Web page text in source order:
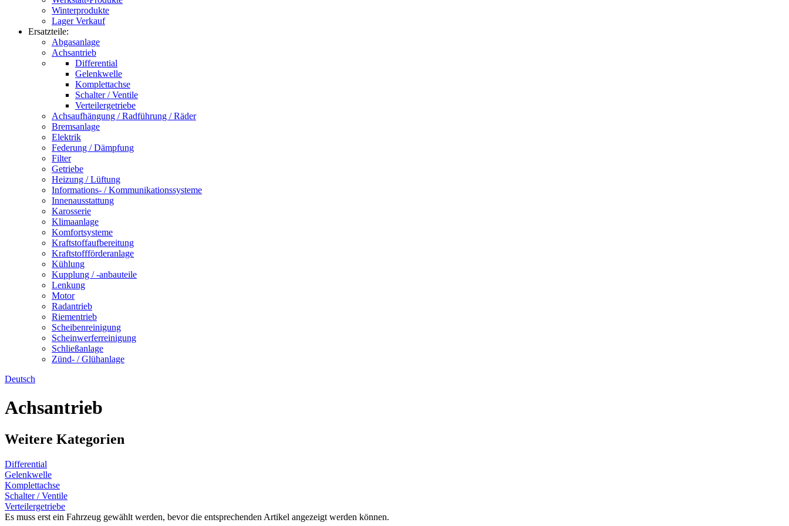
Winterprodukte
Lager Verkauf
Ersatzteile:
Abgasanlage
Achsantrieb
Differential
Gelenkwelle
Komplettachse
Schalter / Ventile
Verteilergetriebe
Achsaufhängung / Radführung / Räder
Bremsanlage
Elektrik
Federung / Dämpfung
Filter
Getriebe
Heizung / Lüftung
Informations- / Kommunikationssysteme
Innenausstattung
Karosserie
Klimaanlage
Komfortsysteme
Kraftstoffaufbereitung
Kraftstoffförderanlage
Kühlung
Kupplung / -anbauteile
Lenkung
Motor
Radantrieb
Riementrieb
Scheibenreinigung
Scheinwerferreinigung
Schließanlage
Zünd- / Glühanlage
Deutsch
Achsantrieb
Weitere Kategorien
Differential
Gelenkwelle
Komplettachse
Schalter / Ventile
Verteilergetriebe
Es muss erst ein Fahrzeug gewählt werden, bevor die entsprechenden Artikel angezeigt werden können.